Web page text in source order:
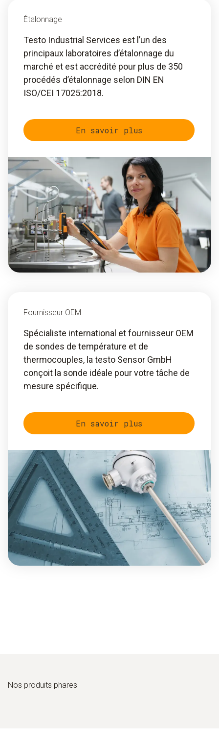
Étalonnage
Testo Industrial Services est l’un des
principaux laboratoires d’étalonnage du
marché et est accrédité pour plus de 350
procédés d’étalonnage selon DIN EN
ISO/CEI 17025:2018.
En savoir plus
Fournisseur OEM
Spécialiste international et fournisseur OEM
de sondes de température et de
thermocouples, la testo Sensor GmbH
conçoit la sonde idéale pour votre tâche de
mesure spécifique.
En savoir plus
Nos produits phares